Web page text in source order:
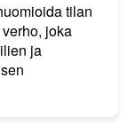
tilan
joka
ja